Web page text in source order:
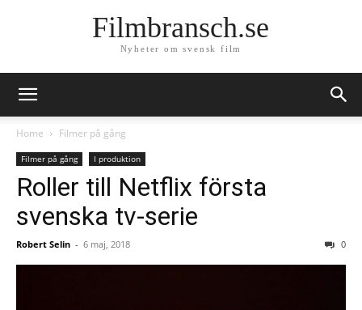
Filmbransch.se
Nyheter om svensk film
Home Filmer på gång
Filmer på gång I produktion
Roller till Netflix första
svenska tv-serie
Robert Selin - 6 maj, 2018 0